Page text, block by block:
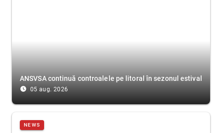
ANSVSA continuă controalele pe litoral în sezonul estival
access_time_filled 05 aug. 2026
NEWS